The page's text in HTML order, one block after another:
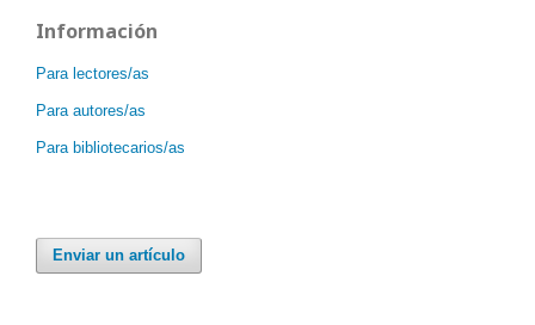
Información
Para lectores/as
Para autores/as
Para bibliotecarios/as
Enviar un artículo